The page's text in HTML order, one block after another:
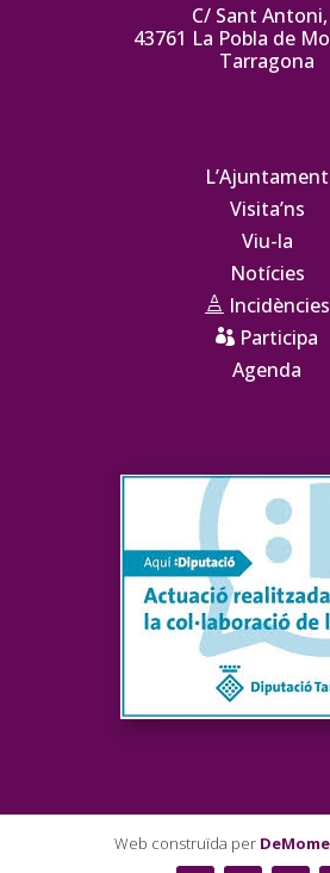
C/ Sant Antoni,
43761 La Pobla de
Tarragona
L’Ajuntament
Visita’ns
Viu-la
Notícies
 Incidències
 Participa
Agenda
Web construïda per